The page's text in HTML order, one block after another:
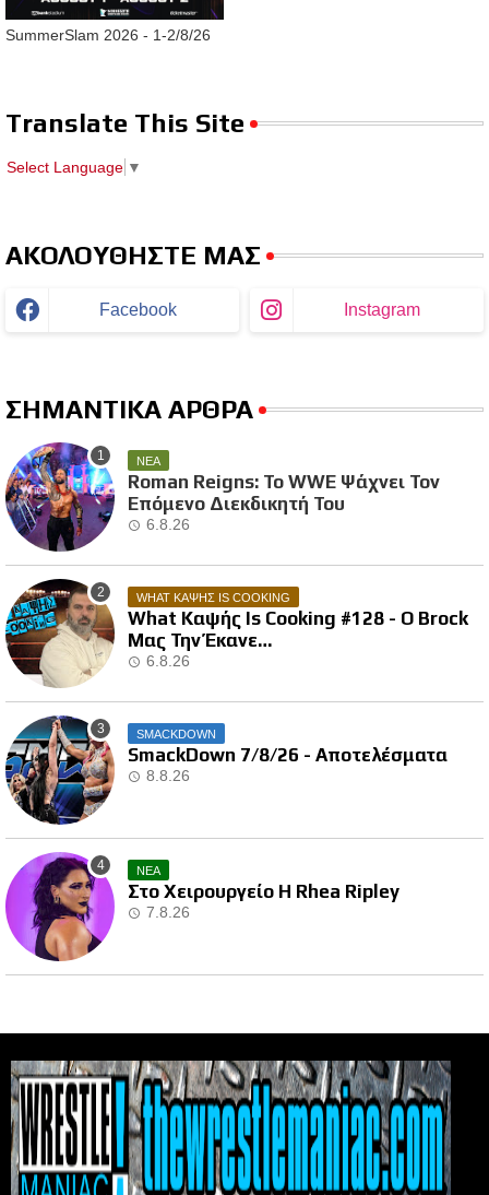
SummerSlam 2026 - 1-2/8/26
Translate This Site
Select Language ▼
ΑΚΟΛΟΥΘΗΣΤΕ ΜΑΣ
Facebook Instagram
ΣΗΜΑΝΤΙΚΑ ΑΡΘΡΑ
ΝΕΑ
Roman Reigns: Το WWE Ψάχνει Τον
Επόμενο Διεκδικητή Του
6.8.26
WHAT ΚΑΨΗΣ IS COOKING
What Καψής Is Cooking #128 - Ο Brock
Μας Την Έκανε…
6.8.26
SMACKDOWN
SmackDown 7/8/26 - Αποτελέσματα
8.8.26
ΝΕΑ
Στο Χειρουργείο Η Rhea Ripley
7.8.26